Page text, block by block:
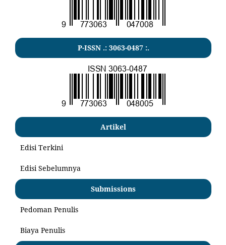
P-ISSN .: 3063-0487:.
Artikel
Edisi Terkini
Edisi Sebelumnya
Submissions
Pedoman Penulis
Biaya Penulis